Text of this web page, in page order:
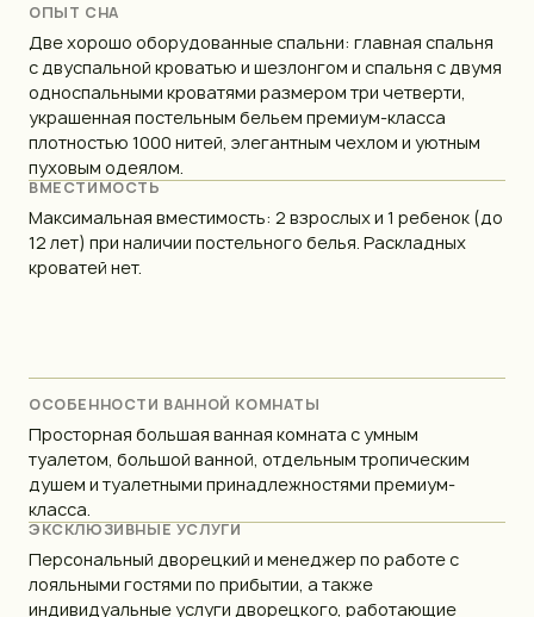
ОПЫТ СНА
Две хорошо оборудованные спальни: главная спальня
с двуспальной кроватью и шезлонгом и спальня с двумя
односпальными кроватями размером три четверти,
украшенная постельным бельем премиум-класса
плотностью 1000 нитей, элегантным чехлом и уютным
пуховым одеялом.
ВМЕСТИМОСТЬ
Максимальная вместимость: 2 взрослых и 1 ребенок (до
12 лет) при наличии постельного белья. Раскладных
кроватей нет.
ОСОБЕННОСТИ ВАННОЙ КОМНАТЫ
Просторная большая ванная комната с умным
туалетом, большой ванной, отдельным тропическим
душем и туалетными принадлежностями премиум-
класса.
ЭКСКЛЮЗИВНЫЕ УСЛУГИ
Персональный дворецкий и менеджер по работе с
лояльными гостями по прибытии, а также
индивидуальные услуги дворецкого, работающие